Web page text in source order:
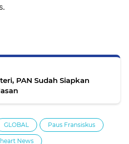
PAN Sudah Siapkan
GLOBAL Paus Fransiskus
News